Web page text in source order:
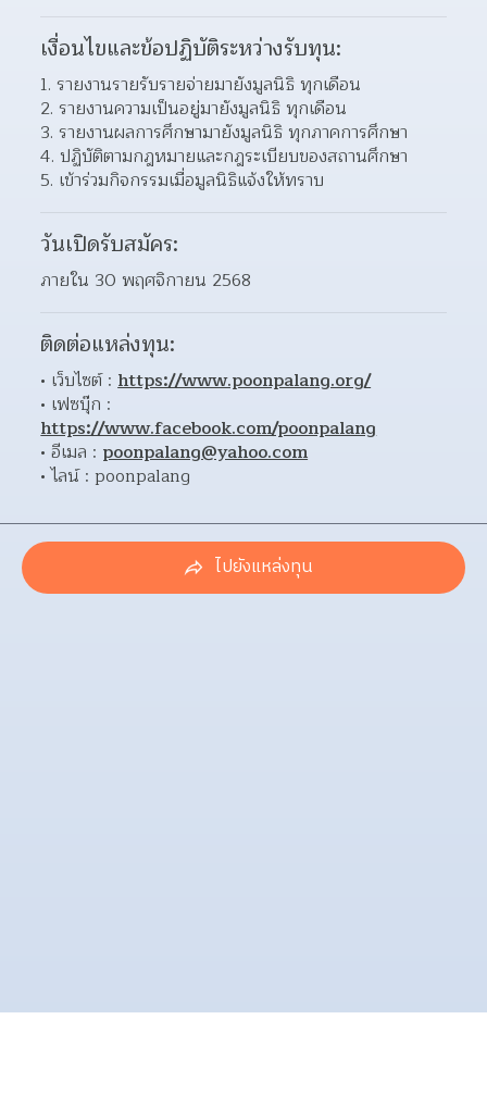
เงื่อนไขและข้อปฏิบัติระหว่างรับทุน:
รายงานรายรับรายจ่ายมายังมูลนิธิ ทุกเดือน
รายงานความเป็นอยู่มายังมูลนิธิ ทุกเดือน
รายงานผลการศึกษามายังมูลนิธิ ทุกภาคการศึกษา
ปฏิบัติตามกฎหมายและกฎระเบียบของสถานศึกษา
เข้าร่วมกิจกรรมเมื่อมูลนิธิแจ้งให้ทราบ
วันเปิดรับสมัคร:
ภายใน 30 พฤศจิกายน 2568
ติดต่อแหล่งทุน:
เว็บไซต์ : https://www.poonpalang.org/
https://www.facebook.com/poonpalang
อีเมล : poonpalang@yahoo.com
ไลน์ : poonpalang
ไปยังแหล่งทุน